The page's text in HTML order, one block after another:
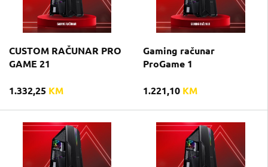
CUSTOM RAČUNAR PRO
GAME 21
1.332,25 KM
Gaming računar
ProGame 1
1.221,10 KM